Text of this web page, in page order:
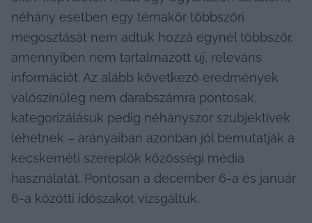
néhány esetben egy témakör többszöri
megosztását nem adtuk hozzá egynél többször,
amennyiben nem tartalmazott új, releváns
információt. Az alább következő eredmények
valószínűleg nem darabszámra pontosak,
kategorizálásuk pedig néhányszor szubjektívek
lehetnek – arányaiban azonban jól bemutatják a
kecskeméti szereplők közösségi média
használatát. Pontosan a december 6-a és január
6-a közötti időszakot vizsgáltuk.